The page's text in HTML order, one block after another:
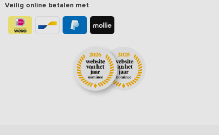
Veilig online betalen met